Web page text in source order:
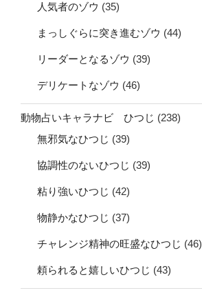
人気者のゾウ (35)
まっしぐらに突き進むゾウ (44)
リーダーとなるゾウ (39)
デリケートなゾウ (46)
動物占いキャラナビ ひつじ (238)
無邪気なひつじ (39)
協調性のないひつじ (39)
粘り強いひつじ (42)
物静かなひつじ (37)
チャレンジ精神の旺盛なひつじ (46)
頼られると嬉しいひつじ (43)